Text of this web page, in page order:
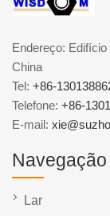
Endereço:
China
Tel: +86-
Telefone: +86-
E-mail:
Lar